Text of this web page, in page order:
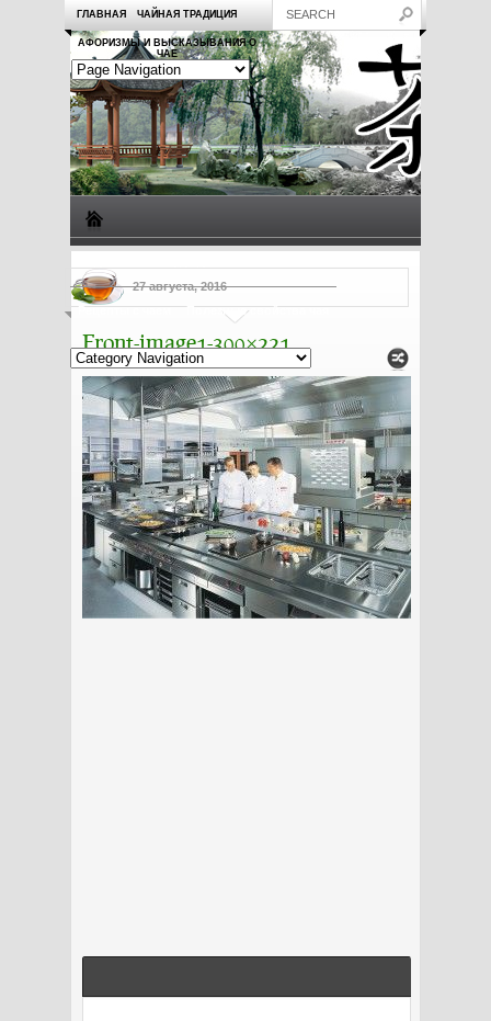
ГЛАВНАЯ ЧАЙНАЯ ТРАДИЦИЯ
АФОРИЗМЫ И ВЫСКАЗЫВАНИЯ О
ЧАЕ
Рецепты с чаем Полезные свойства чая
27 августа, 2016
Front-image1-300×221